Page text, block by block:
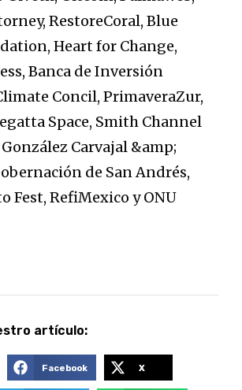
RestoreCoral, Blue
Heart for Change,
Banca de Inversión
Concil, PrimaveraZur,
Space, Smith Channel
Carvajal &amp;
de San Andrés,
Fest, RefiMexico y ONU
artículo:
Facebook X